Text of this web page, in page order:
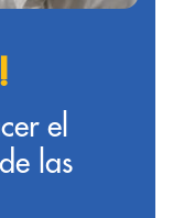
el
las